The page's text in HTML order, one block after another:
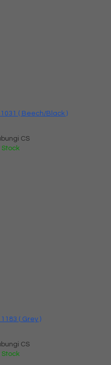
( Beech/Black )
CS
( Grey )
CS
Stock